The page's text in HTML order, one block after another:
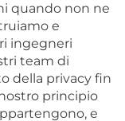
quando non ne
e
ingegneri
team di
della privacy fin
principio
e